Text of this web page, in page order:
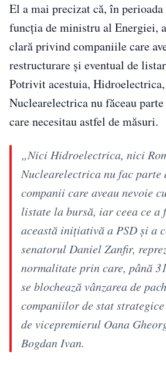
El a mai precizat că, în
funcția de ministru al Energiei,
clară privind companiile care
restructurare și eventual de
Potrivit acestuia,
Nuclearelectrica nu făceau
care necesitau astfel de măsuri.
„Nici Hidroelectrica, nici
Nuclearelectrica nu fac parte
companii care aveau nevoie
listate la bursă, iar ceea ce a
această iniţiativă a PSD şi a
senatorul Daniel Zanfir,
normalitate prin care, până
se blochează vânzarea de
companiilor de stat
de vicepremierul Oana
Bogdan Ivan.